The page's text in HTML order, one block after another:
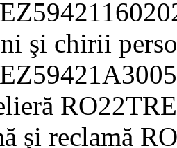
şi chirii
şi reclamă